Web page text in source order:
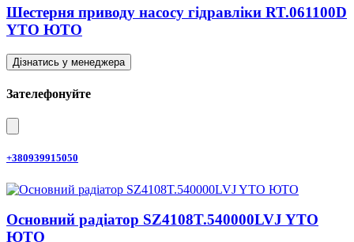
Шестерня приводу насосу гідравліки RT.061100D
YTO ЮТО
Дізнатись у менеджера
Зателефонуйте
+380939915050
Основний радіатор SZ4108T.540000LVJ YTO
ЮТО